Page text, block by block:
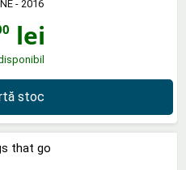
- 2016
lei
stoc